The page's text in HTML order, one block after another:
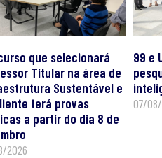
que selecionará
Titular na área de
Sustentável e
terá provas
a partir do dia 8 de
2026
99 e
07/